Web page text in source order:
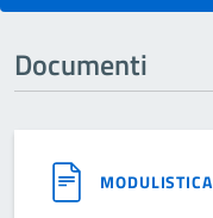
Documenti
MODULISTICA